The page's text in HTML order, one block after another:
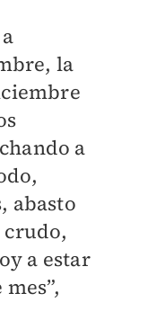
la
a
abasto
crudo,
a estar